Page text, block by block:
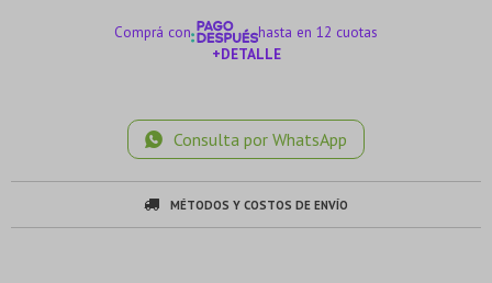
Comprá con
hasta en 12 cuotas
+DETALLE
Consulta por WhatsApp
MÉTODOS Y COSTOS DE ENVÍO